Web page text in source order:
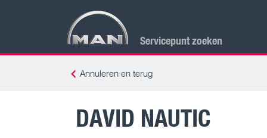
Servicepunt zoeken
Annuleren en terug
DAVID NAUTIC